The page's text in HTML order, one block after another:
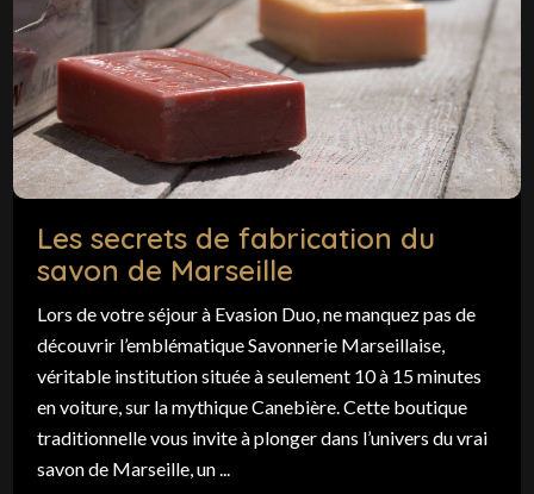
Les secrets de fabrication du
savon de Marseille
Lors de votre séjour à Evasion Duo, ne manquez pas de
découvrir l’emblématique Savonnerie Marseillaise,
véritable institution située à seulement 10 à 15 minutes
en voiture, sur la mythique Canebière. Cette boutique
traditionnelle vous invite à plonger dans l’univers du vrai
savon de Marseille, un ...